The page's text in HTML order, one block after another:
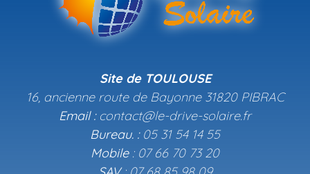
Site de TOULOUSE
16, ancienne route de Bayonne 31820 PIBRAC
Email :contact@le-drive-solaire.fr
Bureau. :05 31 54 14 55
Mobile: 07 66 70 73 20